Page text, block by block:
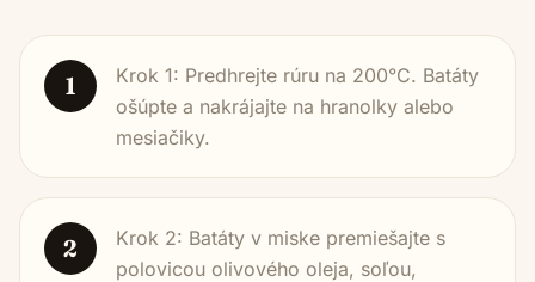
1
Krok 1: Predhrejte rúru na 200°C. Batáty
ošúpte a nakrájajte na hranolky alebo
mesiačiky.
2
Krok 2: Batáty v miske premiešajte s
polovicou olivového oleja, soľou,